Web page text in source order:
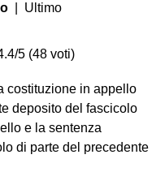
| Ultimo
5 (48 voti)
costituzione in appello
deposito del fascicolo
e la sentenza
di parte del precedente